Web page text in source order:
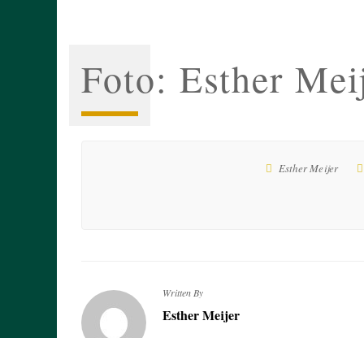
Foto: Esther
Esther Meijer
Written By
Esther Meijer